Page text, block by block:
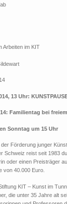
Arbeiten im KIT
13 Uhr:
Familientag bei
Sonntag um 15 Uhr
Förderung junger
Schweiz reist seit 1983
oder einen Preisträger
von 40.000 Euro.
KIT – Kunst im
die unter 35 Jahre alt